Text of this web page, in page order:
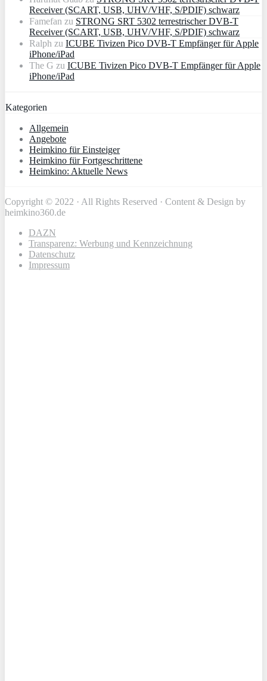
Receiver (SCART, USB, UHV/VHF, S/PDIF) schwarz
Famefan zu STRONG SRT 5302 terrestrischer DVB-T
Receiver (SCART, USB, UHV/VHF, S/PDIF) schwarz
Ralph zu ICUBE Tivizen Pico DVB-T Empfänger für Apple
iPhone/iPad
The G zu ICUBE Tivizen Pico DVB-T Empfänger für Apple
iPhone/iPad
Kategorien
Allgemein
Angebote
Heimkino für Einsteiger
Heimkino für Fortgeschrittene
Heimkino: Aktuelle News
Copyright © 2022 · All Rights Reserved · Content & Design by
heimkino360.de
DAZN
Transparenz: Werbung und Kennzeichnung
Datenschutz
Impressum